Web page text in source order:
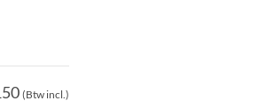
(Btw incl.)